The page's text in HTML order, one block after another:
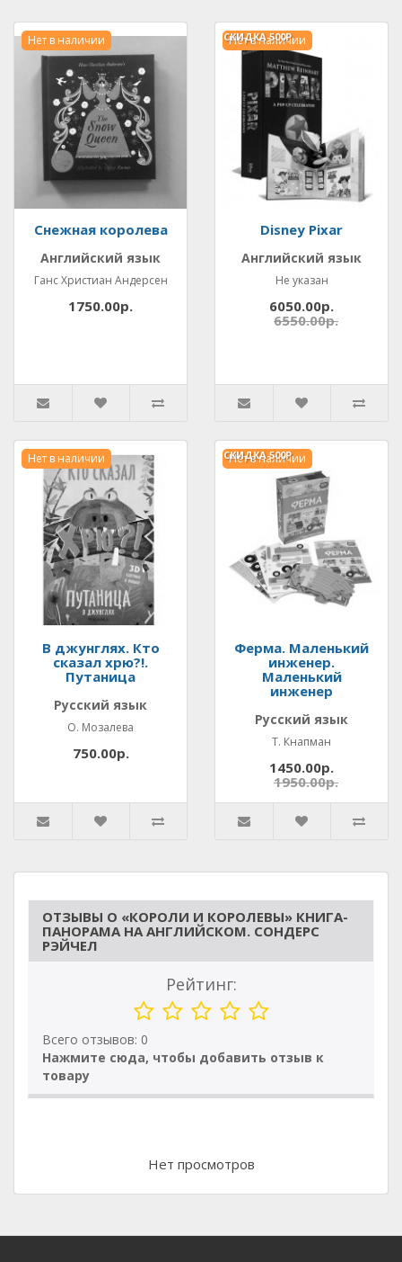
Нет в наличии
Снежная королева
Английский язык
Ганс Христиан Андерсен
1750.00р.
Нет в наличии
Disney Pixar
Английский язык
Не указан
СКИДКА500Р.
6050.00р.
6550.00р.
Нет в наличии
В джунглях. Кто
сказал хрю?!.
Путаница
Русский язык
О. Мозалева
750.00р.
Нет в наличии
Ферма. Маленький
инженер.
Маленький
инженер
Русский язык
Т. Кнапман
СКИДКА500Р.
1450.00р.
1950.00р.
ОТЗЫВЫ О «КОРОЛИ И КОРОЛЕВЫ» КНИГА-
ПАНОРАМА НА АНГЛИЙСКОМ. СОНДЕРС
РЭЙЧЕЛ
Рейтинг:
Всего отзывов: 0
Нажмите сюда, чтобы добавить отзыв к
товару
Нет просмотров